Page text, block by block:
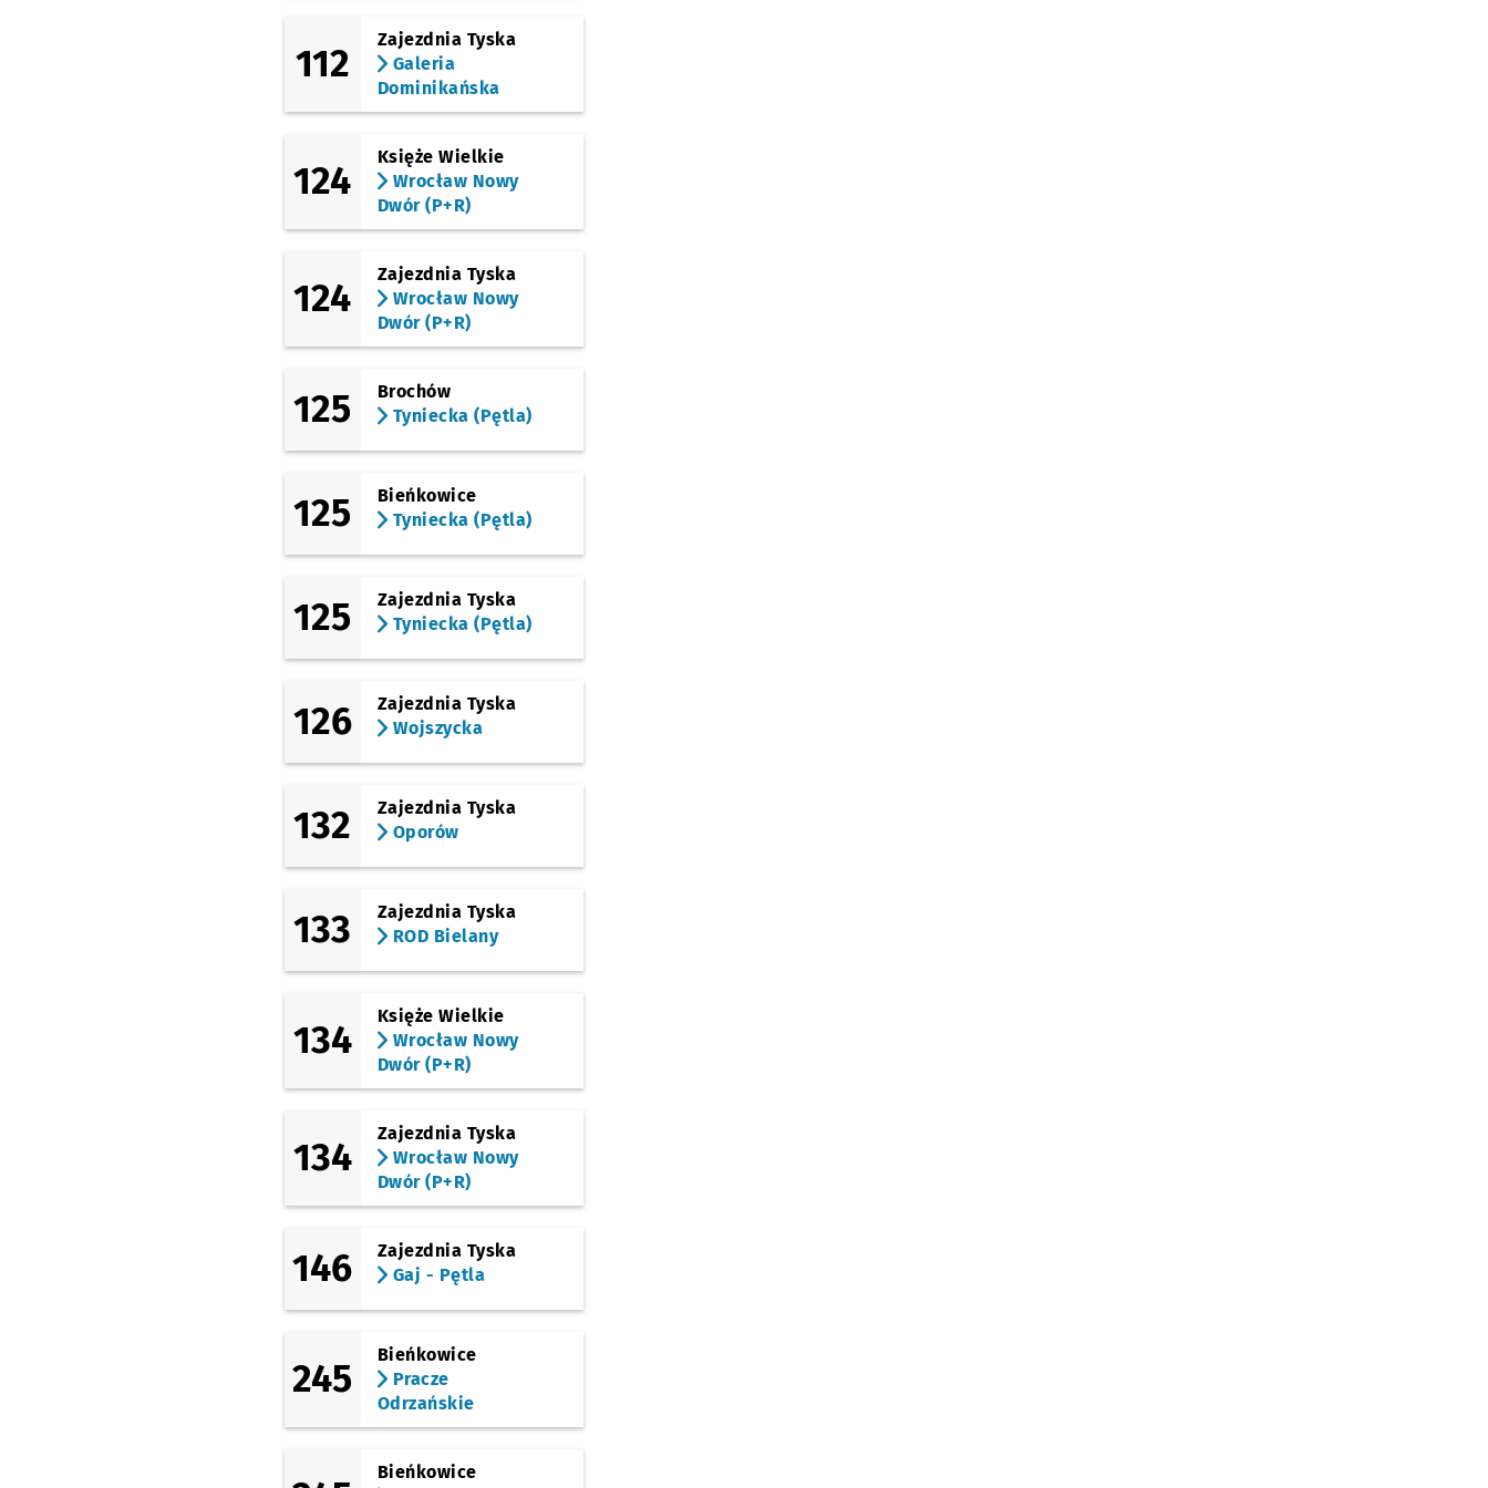
112
Zajezdnia Tyska
Galeria
Dominikańska
124
Księże Wielkie
Wrocław Nowy
Dwór (P+R)
124
Zajezdnia Tyska
Wrocław Nowy
Dwór (P+R)
125
Brochów
Tyniecka (Pętla)
125
Bieńkowice
Tyniecka (Pętla)
125
Zajezdnia Tyska
Tyniecka (Pętla)
126
Zajezdnia Tyska
Wojszycka
132
Zajezdnia Tyska
Oporów
133
Zajezdnia Tyska
ROD Bielany
134
Księże Wielkie
Wrocław Nowy
Dwór (P+R)
134
Zajezdnia Tyska
Wrocław Nowy
Dwór (P+R)
146
Zajezdnia Tyska
Gaj - Pętla
245
Bieńkowice
Pracze
Odrzańskie
Bieńkowice